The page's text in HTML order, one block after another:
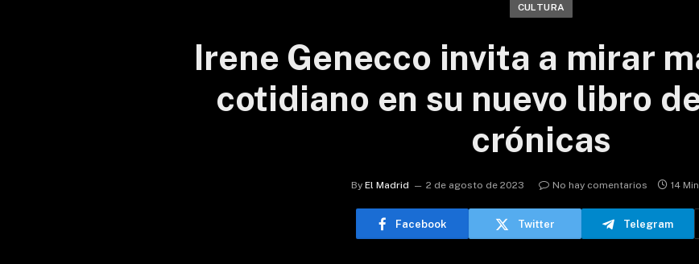
CULTURA
Irene Genecco invita a mirar
cotidiano en su nuevo libro
crónicas
By El Madrid 2 de agosto de 2023 No hay comentarios 14
Facebook Twitter Telegram